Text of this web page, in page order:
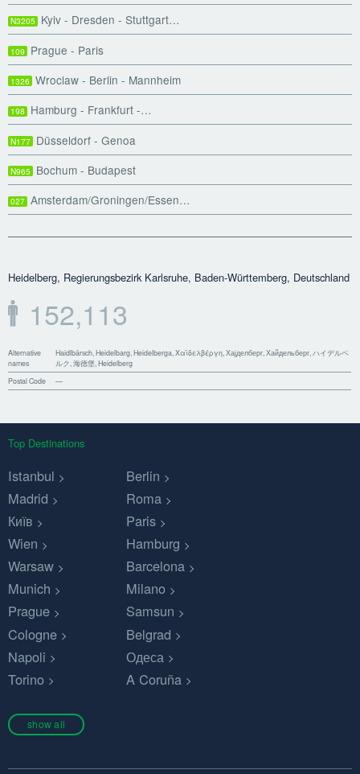
N3205 Kyiv - Dresden - Stuttgart…
109 Prague - Paris
1326 Wroclaw - Berlin - Mannheim
198 Hamburg - Frankfurt -…
N177 Düsseldorf - Genoa
N965 Bochum - Budapest
027 Amsterdam/Groningen/Essen…
Heidelberg, Regierungsbezirk Karlsruhe, Baden-Württemberg, Deutschland
152,113
Alternative
names
Haidlbärsch, Heidelbarg, Heidelberga, Χαϊδελβέργη, Хајделберг, Хайдельберг, ハイデルベ
ルク, 海德堡, Heidelberg
Postal Code
—
Top Destinations
Istanbul
Berlin
Madrid
Roma
Київ
Paris
Wien
Hamburg
Warsaw
Barcelona
Munich
Milano
Prague
Samsun
Cologne
Belgrad
Napoli
Одеса
Torino
A Coruña
show all